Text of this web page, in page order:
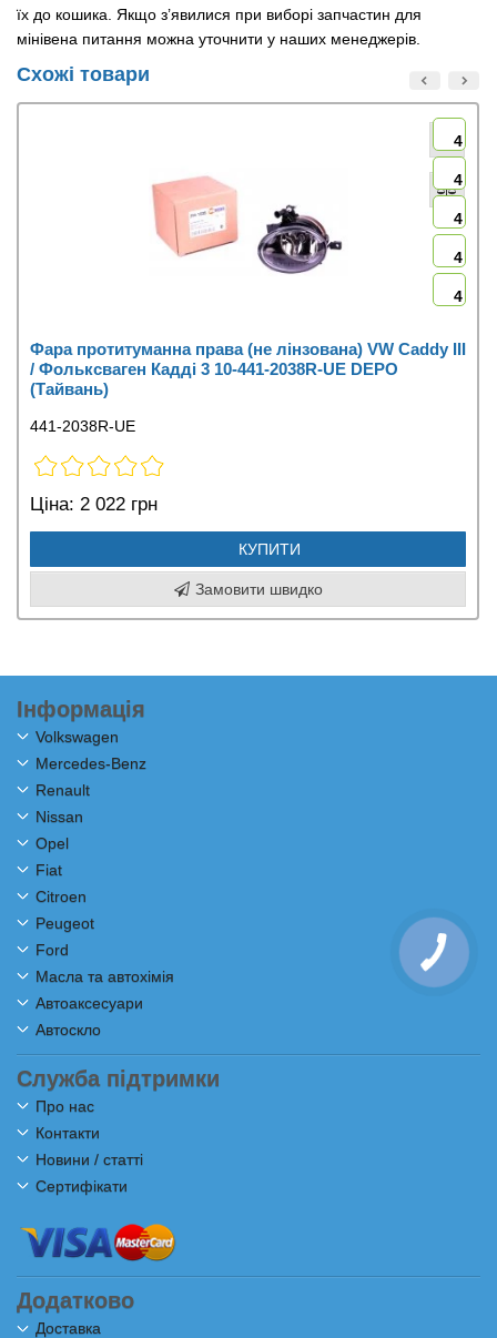
їх до кошика. Якщо з’явилися при виборі запчастин для
мінівена питання можна уточнити у наших менеджерів.
Схожі товари
4
4
4
4
4
Фара протитуманна права (не лінзована) VW Caddy III
/ Фольксваген Кадді 3 10-441-2038R-UE DEPO
(Тайвань)
441-2038R-UE
Ціна: 2 022 грн
КУПИТИ
Замовити швидко
Інформація
Volkswagen
Mercedes-Benz
Renault
Nissan
Opel
Fiat
Citroen
Peugeot
Ford
Масла та автохімія
Автоаксесуари
Автоскло
Служба підтримки
Про нас
Контакти
Новини / статті
Сертифікати
Додатково
Доставка